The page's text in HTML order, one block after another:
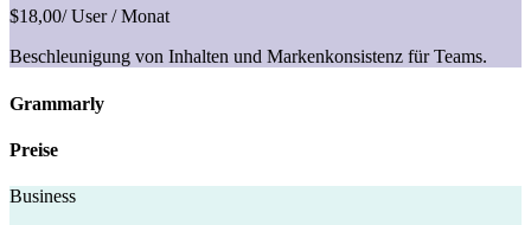
$18,00/ User / Monat
Beschleunigung von Inhalten und Markenkonsistenz für Teams.
Grammarly
Preise
Business